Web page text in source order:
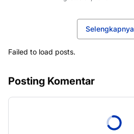
Selengkapnya
Failed to load posts.
Posting Komentar